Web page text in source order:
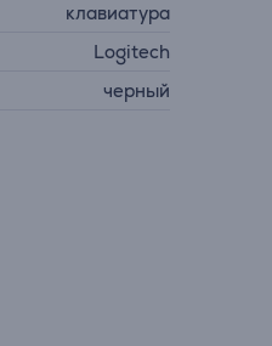
клавиатура
Logitech
черный